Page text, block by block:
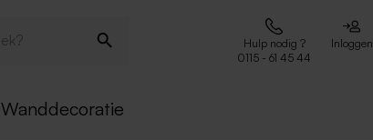
Hulp nodig ?
0115 - 61 45 44
Inloggen
Wanddecoratie